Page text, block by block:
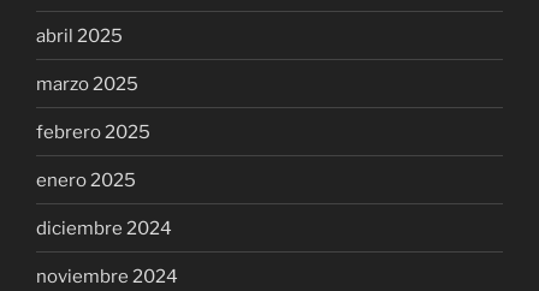
abril 2025
marzo 2025
febrero 2025
enero 2025
diciembre 2024
noviembre 2024